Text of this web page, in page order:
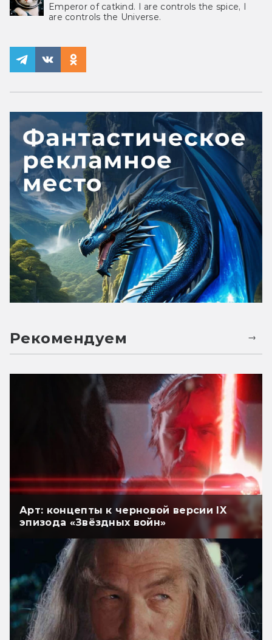
Emperor of catkind. I are controls the spice, I
are controls the Universe.
Рекомендуем
Арт: концепты к черновой версии IX
эпизода «Звёздных войн»